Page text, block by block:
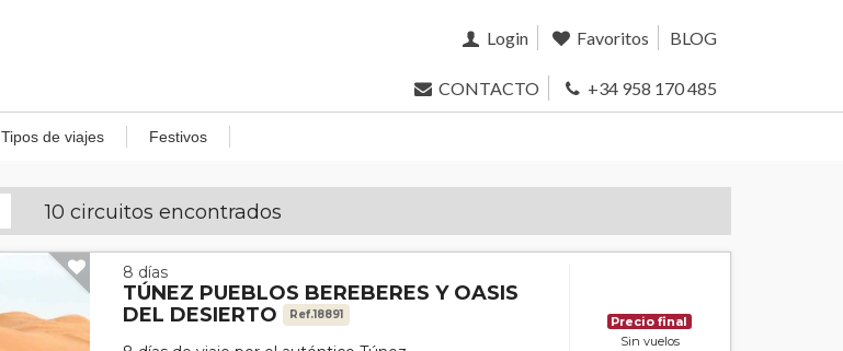
Login Favoritos BLOG
CONTACTO +34 958 170 485
Tipos de viajes Festivos
10 circuitos encontrados
8 días
TÚNEZ PUEBLOS BEREBERES Y OASIS
DEL DESIERTO
Ref.18891
Precio final
Sin vuelos